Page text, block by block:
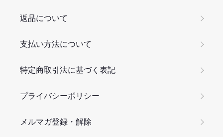
返品について
支払い方法について
特定商取引法に基づく表記
プライバシーポリシー
メルマガ登録・解除